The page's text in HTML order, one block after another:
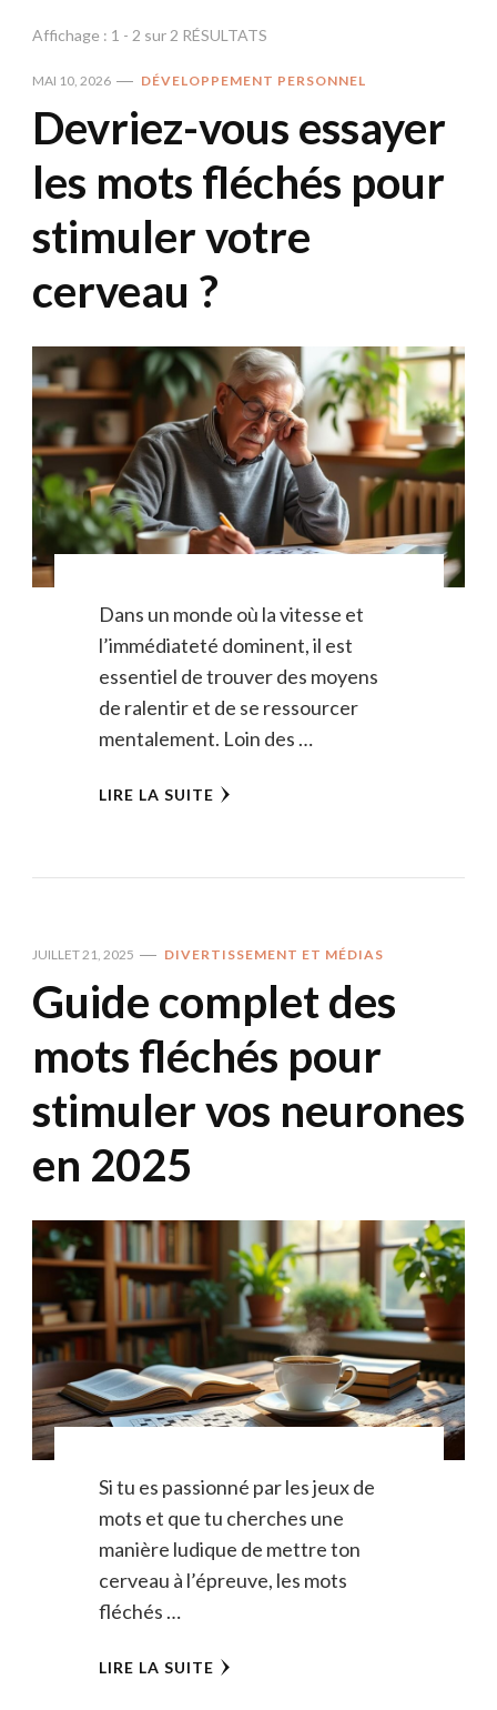
Affichage : 1 - 2 sur 2 RÉSULTATS
MAI 10, 2026 DÉVELOPPEMENT PERSONNEL
Devriez-vous essayer
les mots fléchés pour
stimuler votre
cerveau ?
Dans un monde où la vitesse et
l’immédiateté dominent, il est
essentiel de trouver des moyens
de ralentir et de se ressourcer
mentalement. Loin des …
LIRE LA SUITE
JUILLET 21, 2025 DIVERTISSEMENT ET MÉDIAS
Guide complet des
mots fléchés pour
stimuler vos neurones
en 2025
Si tu es passionné par les jeux de
mots et que tu cherches une
manière ludique de mettre ton
cerveau à l’épreuve, les mots
fléchés …
LIRE LA SUITE